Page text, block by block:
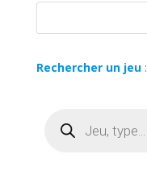
Rechercher un jeu:
produits